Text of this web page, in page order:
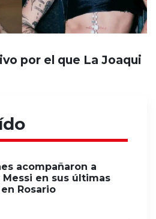
por el que La Joaqui
acompañaron a
en sus últimas
en Rosario